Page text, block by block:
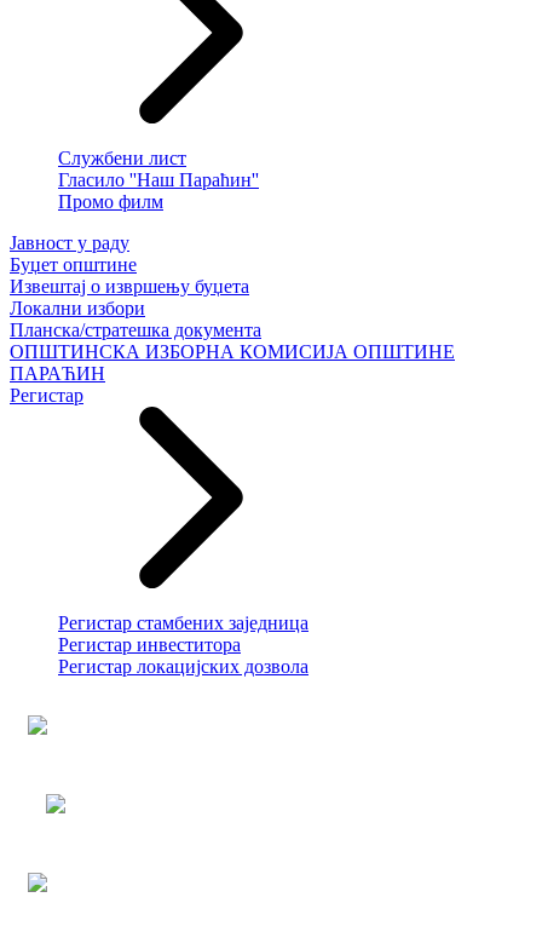
Службени лист
Гласило ''Наш Параћин''
Промо филм
Јавност у раду
Буџет општине
Извештај о извршењу буџета
Локални избори
Планска/стратешка документа
ОПШТИНСКА ИЗБОРНА КОМИСИЈА ОПШТИНЕ
ПАРАЋИН
Регистар
Регистар стамбених заједница
Регистар инвеститора
Регистар локацијских дозвола